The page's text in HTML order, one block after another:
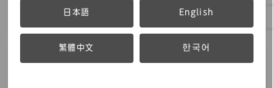
組込みフォント
システムや利用環境に応じた最適なフォント
Webフォント
日本語 English
繁體中文 한국어